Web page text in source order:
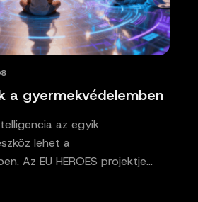
a gyermekvédelemben
az egyik
lehet a
Az EU HEROES projektje…